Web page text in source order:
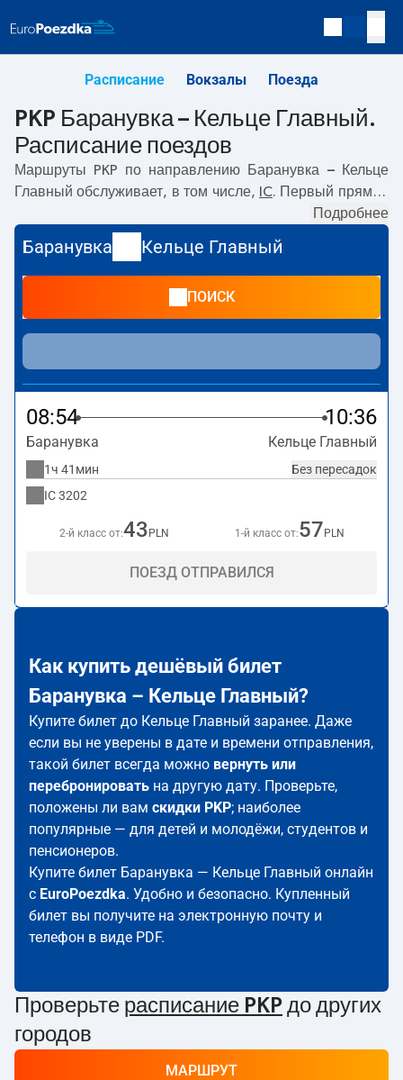
Расписание Вокзалы Поезда
PKP Баранувка – Кельце Главный.
Расписание поездов
Маршруты PKP по направлению
Баранувка – Кельце
Главный обслуживает, в том числе, IC. Первый прямой
с вокзала PKP Баранувка по
Baranówka, 32-010 Kocmyrzów Luborzyca
Последний поезд до Кельце Главный отправляется в
08:54. Самое быстрое путешествие предлагает прямой
. Поездка на нём занимает
настоящее время по маршрутуБаранувка–Кельце
Главный
не курсируют другие поезда перевозчика PKP
Intercity. Поезд заканчивает маршрут на станции Кельце
Главный по адресуPlac Niepodleglości, 25-560 Kielce.
Подробнее
Баранувка Кельце Главный
ПОИСК
08:54 10:36
Баранувка Кельце Главный
Без пересадок
1ч 41мин
IC3202
2-й класс от:43 PLN 1-й класс от:57 PLN
ПОЕЗД ОТПРАВИЛСЯ
Как купить дешёвый билет
Баранувка – Кельце Главный?
Купите билет до Кельце Главный заранее. Даже
если вы не уверены в дате и времени отправления,
такой билет всегда можно вернуть или
перебронировать на другую дату. Проверьте,
положены ли вам скидки PKP; наиболее
популярные — для детей и молодёжи, студентов и
пенсионеров.
Купите билет Баранувка — Кельце Главный онлайн
с EuroPoezdka. Удобно и безопасно. Купленный
билет вы получите на электронную почту и
телефон в виде PDF.
Проверьте расписание PKP до других
городов
МАРШРУТ